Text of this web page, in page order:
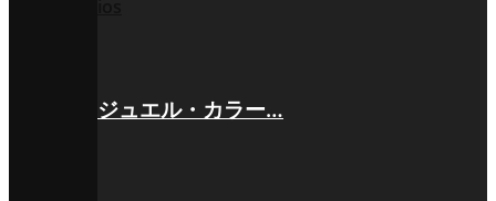
ジュエル・カラー…